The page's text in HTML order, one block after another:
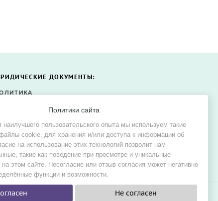
Политики сайта
наилучшего пользовательского опыта мы используем такие
cookie, для хранения и/или доступа к информации об
на использование этих технологий позволит нам
такие как поведение при просмотре и уникальные
этом сайте. Несогласие или отзыв согласия может негативно
функции и возможности.
Не согласен
ДОКУМЕНТЫ:
НА ОБРАБОТКУ
ДАННЫХ